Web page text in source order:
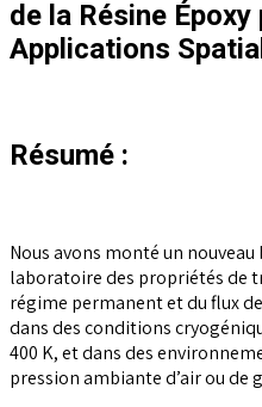
de la Résine Époxy
Applications
Résumé :
Nous avons monté un
laboratoire des propriétés de
régime permanent et du flux
dans des conditions
400 K, et dans des
pression ambiante d’air ou de